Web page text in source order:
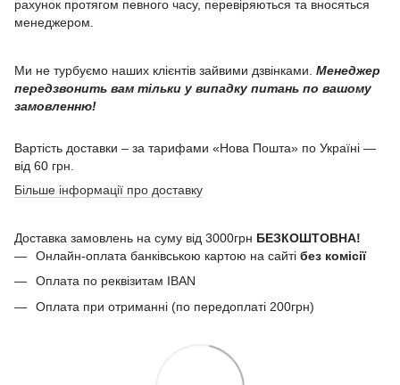
рахунок протягом певного часу, перевіряються та вносяться
менеджером.
Ми не турбуємо наших клієнтів зайвими дзвінками. Менеджер
передзвонить вам тільки у випадку питань по вашому
замовленню!
Вартість доставки – за тарифами «Нова Пошта» по Україні —
від 60 грн.
Більше інформації про доставку
Доставка замовлень на суму від 3000грн БЕЗКОШТОВНА!
Онлайн-оплата банківською картою на сайті без комісії
Оплата по реквізитам IBAN
Оплата при отриманні (по передоплаті 200грн)